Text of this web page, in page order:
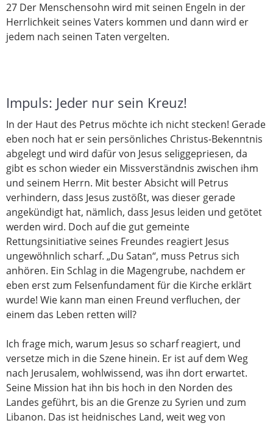
27 Der Menschensohn wird mit seinen Engeln in der
Herrlichkeit seines Vaters kommen und dann wird er
jedem nach seinen Taten vergelten.
Impuls: Jeder nur sein Kreuz!
In der Haut des Petrus möchte ich nicht stecken! Gerade
eben noch hat er sein persönliches Christus-Bekenntnis
abgelegt und wird dafür von Jesus seliggepriesen, da
gibt es schon wieder ein Missverständnis zwischen ihm
und seinem Herrn. Mit bester Absicht will Petrus
verhindern, dass Jesus zustößt, was dieser gerade
angekündigt hat, nämlich, dass Jesus leiden und getötet
werden wird. Doch auf die gut gemeinte
Rettungsinitiative seines Freundes reagiert Jesus
ungewöhnlich scharf. „Du Satan“, muss Petrus sich
anhören. Ein Schlag in die Magengrube, nachdem er
eben erst zum Felsenfundament für die Kirche erklärt
wurde! Wie kann man einen Freund verfluchen, der
einem das Leben retten will?
Ich frage mich, warum Jesus so scharf reagiert, und
versetze mich in die Szene hinein. Er ist auf dem Weg
nach Jerusalem, wohlwissend, was ihn dort erwartet.
Seine Mission hat ihn bis hoch in den Norden des
Landes geführt, bis an die Grenze zu Syrien und zum
Libanon. Das ist heidnisches Land, weit weg von